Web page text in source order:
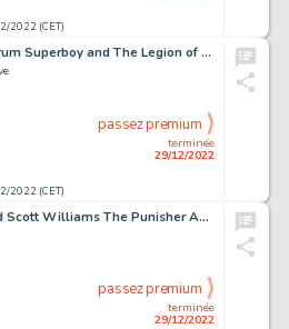
2022 (CET)
Dave Cockrum Superboy and The Legion of Super-Heroes #198 Story Page 14 Original Art (DC, 1973)....
2022 (CET)
terminée
29/12/2022
passez premium
Jim Lee and Scott Williams The Punisher Annual #2 Story Page 2 Original Art (Marvel, 1989)....
terminée
29/12/2022
passez premium